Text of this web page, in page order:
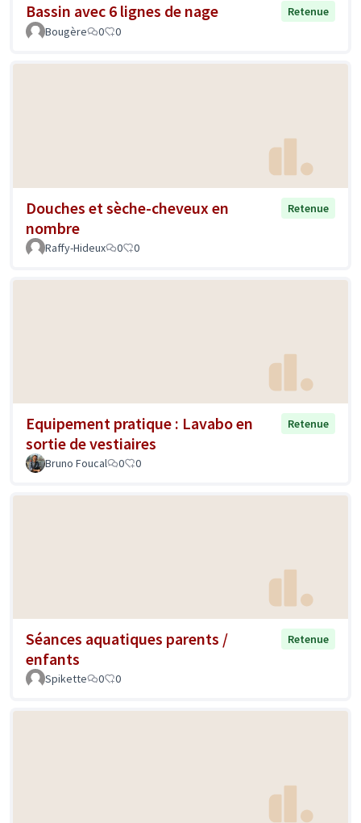
Bassin avec 6 lignes de nage
Retenue
Bougère
0 0
Douches et sèche-cheveux en
nombre
Retenue
Raffy-Hideux 0 0
Equipement pratique : Lavabo en
sortie de vestiaires
Retenue
Bruno Foucal 0 0
Séances aquatiques parents /
enfants
Retenue
Spikette 0 0